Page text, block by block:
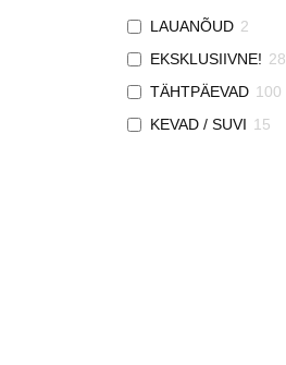
LAUANÕUD 2
EKSKLUSIIVNE! 28
TÄHTPÄEVAD 100
KEVAD / SUVI 15